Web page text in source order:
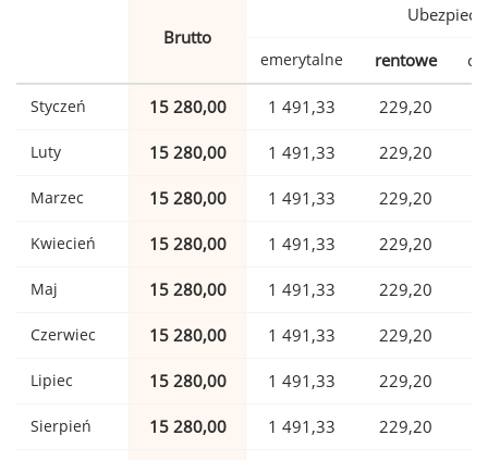
Brutto
emerytalne rentowe
Styczeń 15 280,00 1 491,33 229,20
Luty 15 280,00 1 491,33 229,20
Marzec 15 280,00 1 491,33 229,20
Kwiecień 15 280,00 1 491,33 229,20
Maj 15 280,00 1 491,33 229,20
Czerwiec 15 280,00 1 491,33 229,20
Lipiec 15 280,00 1 491,33 229,20
Sierpień 15 280,00 1 491,33 229,20